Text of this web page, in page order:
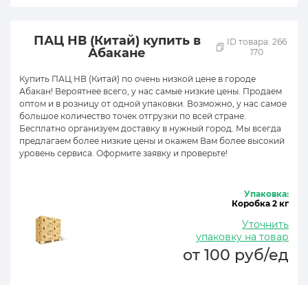
ПАЦ НВ (Китай) купить в
Абакане
ID товара: 266
170
Купить ПАЦ НВ (Китай) по очень низкой цене в городе
Абакан! Вероятнее всего, у нас самые низкие цены. Продаем
оптом и в розницу от одной упаковки. Возможно, у нас самое
большое количество точек отгрузки по всей стране.
Бесплатно организуем доставку в нужный город. Мы всегда
предлагаем более низкие цены и окажем Вам более высокий
уровень сервиса. Оформите заявку и проверьте!
Упаковка:
Коробка 2 кг
Уточнить
упаковку на товар
от 100 руб/ед